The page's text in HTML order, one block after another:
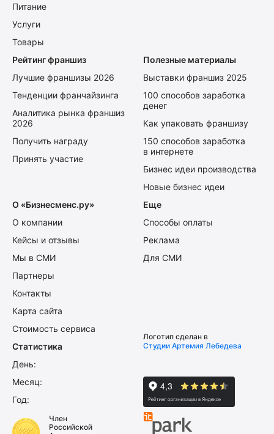
Питание
Услуги
Товары
Рейтинг франшиз
Лучшие франшизы 2026
Тенденции франчайзинга
Аналитика рынка франшиз
2026
Получить награду
Принять участие
Полезные материалы
Выставки франшиз 2025
100 способов заработка
денег
Как упаковать франшизу
150 способов заработка
в интернете
Бизнес идеи производства
Новые бизнес идеи
О «Бизнесменс.ру»
О компании
Кейсы и отзывы
Мы в СМИ
Партнеры
Контакты
Карта сайта
Стоимость сервиса
Еще
Способы оплаты
Реклама
Для СМИ
Статистика
День:
Месяц:
Год:
Логотип сделан в
Студии Артемия Лебедева
Член
Российской